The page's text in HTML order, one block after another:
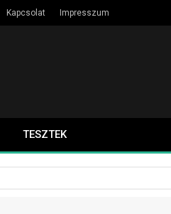
Kapcsolat Impresszum
TESZTEK